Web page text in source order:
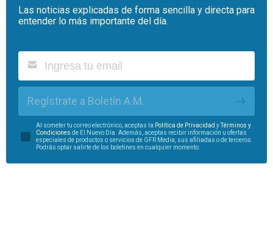
Las noticias explicadas de forma sencilla y directa para
entender lo más importante del día.
Regístrate a Boletín A.M.
Al someter tu correo electrónico, aceptas la Política de Privacidad y
Términos y
Condiciones de El Nuevo Día. Además, aceptas recibir información u ofertas
especiales de productos o servicios de GFR Media, sus afiliadas o de terceros.
Podrás optar salirte de los boletines en cualquier momento.